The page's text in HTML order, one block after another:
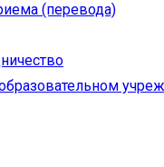
(перевода)